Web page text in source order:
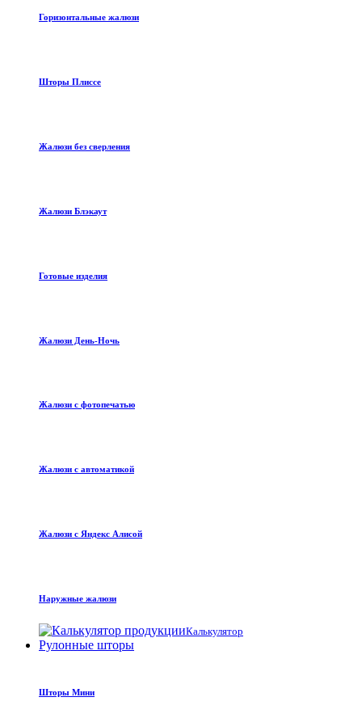
Горизонтальные жалюзи
Шторы Плиссе
Жалюзи без сверления
Жалюзи Блэкаут
Готовые изделия
Жалюзи День-Ночь
Жалюзи с фотопечатью
Жалюзи с автоматикой
Жалюзи с Яндекс Алисой
Наружные жалюзи
Калькулятор
Рулонные шторы
Шторы Мини